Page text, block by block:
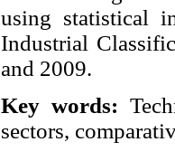
using statistical
Industrial
and 2009.
Key words:
sectors,